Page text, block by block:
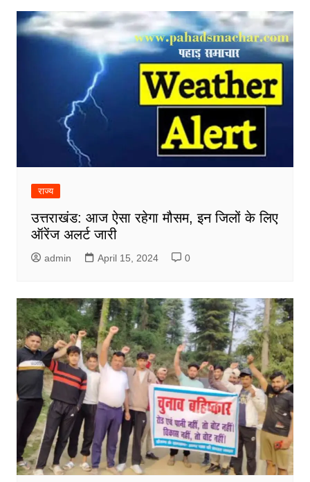
राज्य
उत्तराखंड: आज ऐसा रहेगा मौसम, इन जिलों के लिए
ऑरेंज अलर्ट जारी
admin April 15, 2024 0